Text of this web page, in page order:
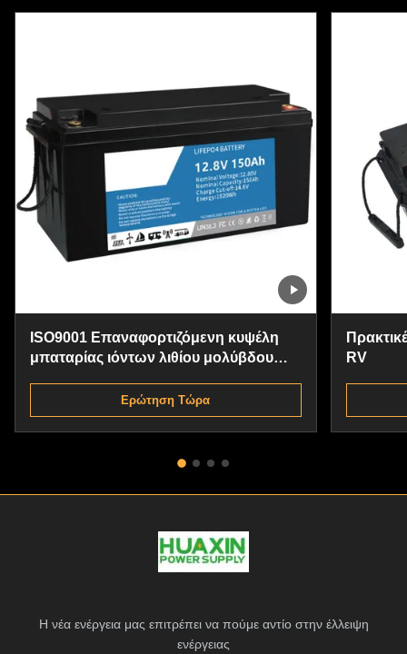
ISO9001 Επαναφορτιζόμενη κυψέλη
μπαταρίας ιόντων λιθίου μολύβδου
Ερώτηση Τώρα
RV
Η νέα ενέργεια μας επιτρέπει να πούμε αντίο στην έλλειψη
ενέργειας